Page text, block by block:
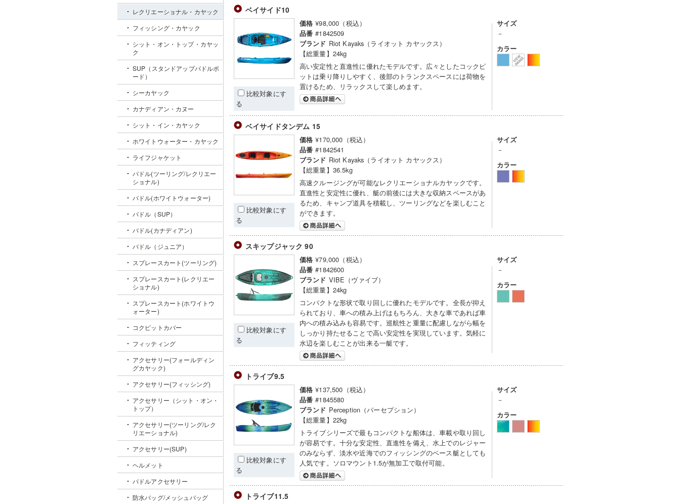
ベイサイド10
比較対象にす
る
価格 ¥98,000（税込）
品番 #1842509
ブランド Riot Kayaks（ライオット カヤックス）
【総重量】24kg
高い安定性と直進性に優れたモデルです。広々としたコックピ
ットは乗り降りしやすく、後部のトランクスペースには荷物を
置けるため、リラックスして楽しめます。
サイズ
－
カラー
ベイサイドタンデム 15
比較対象にす
る
価格 ¥170,000（税込）
品番 #1842541
ブランド Riot Kayaks（ライオット カヤックス）
【総重量】36.5kg
高速クルージングが可能なレクリエーショナルカヤックです。
直進性と安定性に優れ、艇の前後には大きな収納スペースがあ
るため、キャンプ道具を積載し、ツーリングなどを楽しむこと
ができます。
サイズ
－
カラー
スキップジャック 90
比較対象にす
る
価格 ¥79,000（税込）
品番 #1842600
ブランド VIBE（ヴァイブ）
【総重量】24kg
コンパクトな形状で取り回しに優れたモデルです。全長が抑え
られており、車への積み上げはもちろん、大きな車であれば車
内への積み込みも容易です。巡航性と重量に配慮しながら幅を
しっかり持たせることで高い安定性を実現しています。気軽に
水辺を楽しむことが出来る一艇です。
サイズ
－
カラー
トライブ9.5
比較対象にす
る
価格 ¥137,500（税込）
品番 #1845580
ブランド Perception（パーセプション）
【総重量】22kg
トライブシリーズで最もコンパクトな船体は、車載や取り回し
が容易です。十分な安定性、直進性を備え、水上でのレジャー
のみならず、淡水や近海でのフィッシングのベース艇としても
人気です。ソロマウント1.5が無加工で取付可能。
サイズ
－
カラー
トライブ11.5
レクリエーショナル・カヤック
フィッシング・カヤック
シット・オン・トップ・カヤッ
ク
SUP（スタンドアップパドルボ
ード）
シーカヤック
カナディアン・カヌー
シット・イン・カヤック
ホワイトウォーター・カヤック
ライフジャケット
パドル(ツーリング/レクリエー
ショナル)
パドル(ホワイトウォーター)
パドル（SUP）
パドル(カナディアン)
パドル（ジュニア）
スプレースカート(ツーリング)
スプレースカート(レクリエー
ショナル)
スプレースカート(ホワイトウ
ォーター)
コクピットカバー
フィッティング
アクセサリー(フォールディン
グカヤック)
アクセサリー(フィッシング)
アクセサリー（シット・オン・
トップ）
アクセサリー(ツーリング/レク
リエーショナル)
アクセサリー(SUP)
ヘルメット
パドルアクセサリー
防水バッグ/メッシュバッグ